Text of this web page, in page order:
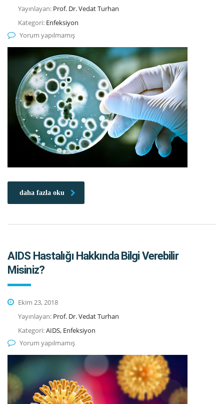
Yayınlayan: Prof. Dr. Vedat Turhan
Kategori: Enfeksiyon
Yorum yapılmamış
daha fazla oku
AIDS Hastalığı Hakkında Bilgi Verebilir
Misiniz?
Ekim 23, 2018
Yayınlayan: Prof. Dr. Vedat Turhan
Kategori:AIDS, Enfeksiyon
Yorum yapılmamış